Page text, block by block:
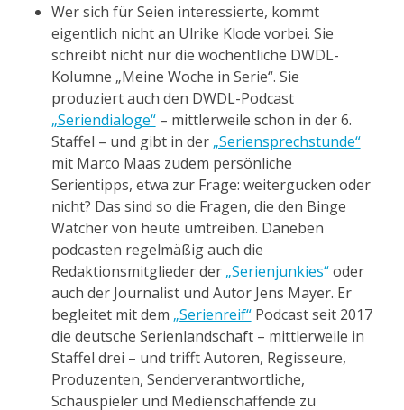
Wer sich für Seien interessierte, kommt
eigentlich nicht an Ulrike Klode vorbei. Sie
schreibt nicht nur die wöchentliche DWDL-
Kolumne „Meine Woche in Serie“. Sie
produziert auch den DWDL-Podcast
„Seriendialoge“– mittlerweile schon in der 6.
Staffel – und gibt in der „Seriensprechstunde“
mit Marco Maas zudem persönliche
Serientipps, etwa zur Frage: weitergucken oder
nicht? Das sind so die Fragen, die den Binge
Watcher von heute umtreiben. Daneben
podcasten regelmäßig auch die
Redaktionsmitglieder der „Serienjunkies“oder
auch der Journalist und Autor Jens Mayer. Er
begleitet mit dem „Serienreif“Podcast seit 2017
die deutsche Serienlandschaft – mittlerweile in
Staffel drei – und trifft Autoren, Regisseure,
Produzenten, Senderverantwortliche,
Schauspieler und Medienschaffende zu